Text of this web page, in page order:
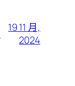
19 11 月,
2024